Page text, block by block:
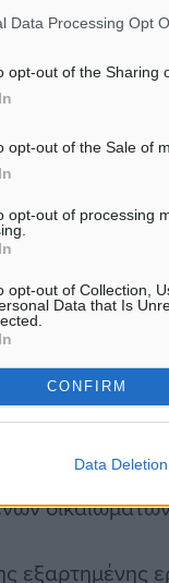
Data Processing Opt
opt-out of the Sharing
opt-out of the Sale of
opt-out of processing
opt-out of Collection,
Data that Is
CONFIRM
Data Deletion
του εργοδότη
της
δωρεάν,
χώρα εντός
ζητήσει την
για τη
εξαιτίας
προς τον
λόγω
με
εξαρτημένης